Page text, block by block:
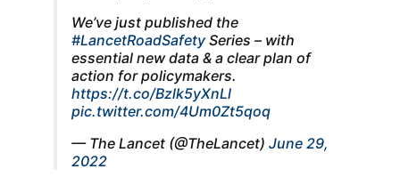
We’ve just published the
#LancetRoadSafety Series – with
essential new data & a clear plan of
action for policymakers.
https://t.co/Bzlk5yXnLl
pic.twitter.com/4Um0Zt5qoq
— The Lancet (@TheLancet) June 29,
2022